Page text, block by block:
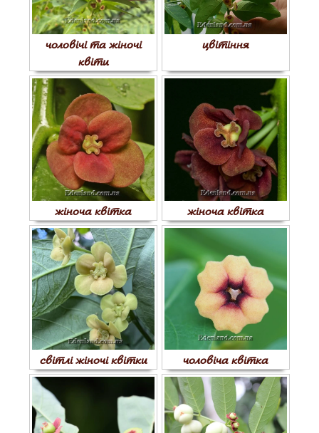
чоловічі та жіночі
квіти
цвітіння
жіноча квітка жіноча квітка
світлі жіночі квітки чоловіча квітка